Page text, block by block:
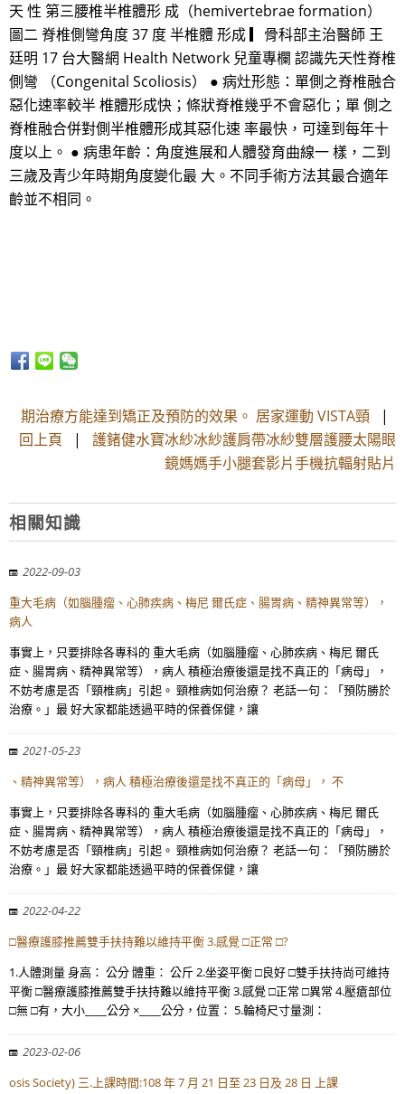
天 性 第三腰椎半椎體形 成（hemivertebrae formation）
圖二 脊椎側彎角度 37 度 半椎體 形成 ▎骨科部主治醫師 王
廷明 17 台大醫網 Health Network 兒童專欄 認識先天性脊椎
側彎 （Congenital Scoliosis） ● 病灶形態：單側之脊椎融合
惡化速率較半 椎體形成快；條狀脊椎幾乎不會惡化；單 側之
脊椎融合併對側半椎體形成其惡化速 率最快，可達到每年十
度以上。 ● 病患年齡：角度進展和人體發育曲線一 樣，二到
三歲及青少年時期角度變化最 大。不同手術方法其最合適年
齡並不相同。
期治療方能達到矯正及預防的效果。 居家運動 VISTA頸 |
回上頁 | 護鍺健水寶冰紗冰紗護肩帶冰紗雙層護腰太陽眼
鏡媽媽手小腿套影片手機抗輻射貼片
相關知識
2022-09-03
重大毛病（如腦腫瘤、心肺疾病、梅尼 爾氏症、腸胃病、精神異常等），
病人
事實上，只要排除各專科的 重大毛病（如腦腫瘤、心肺疾病、梅尼 爾氏
症、腸胃病、精神異常等），病人 積極治療後還是找不真正的「病母」，
不妨考慮是否「頸椎病」引起。 頸椎病如何治療？ 老話一句：「預防勝於
治療。」最 好大家都能透過平時的保養保健，讓
2021-05-23
、精神異常等），病人 積極治療後還是找不真正的「病母」， 不
事實上，只要排除各專科的 重大毛病（如腦腫瘤、心肺疾病、梅尼 爾氏
症、腸胃病、精神異常等），病人 積極治療後還是找不真正的「病母」，
不妨考慮是否「頸椎病」引起。 頸椎病如何治療？ 老話一句：「預防勝於
治療。」最 好大家都能透過平時的保養保健，讓
2022-04-22
□醫療護膝推薦雙手扶持難以維持平衡 3.感覺 □正常 □?
1.人體測量 身高： 公分 體重： 公斤 2.坐姿平衡 □良好 □雙手扶持尚可維持
平衡 □醫療護膝推薦雙手扶持難以維持平衡 3.感覺 □正常 □異常 4.壓瘡部位
□無 □有，大小____公分 ×____公分，位置： 5.輪椅尺寸量測：
2023-02-06
osis Society) 三.上課時間:108 年 7 月 21 日至 23 日及 28 日 上課